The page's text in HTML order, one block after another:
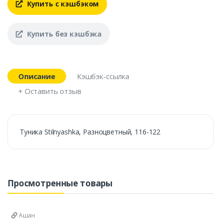
Купить с кэшбэком
Купить без кэшбэка
Описание
Кэшбэк-ссылка
+ Оставить отзыв
Туника Stilnyashka, Разноцветный, 116-122
Просмотренные товары
Ашан